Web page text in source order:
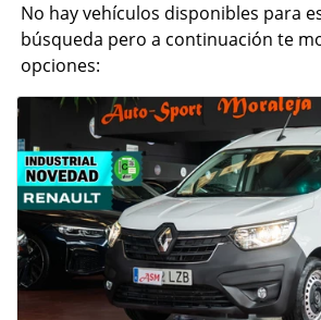
No hay vehículos disponibles para
búsqueda pero a continuación te
opciones: